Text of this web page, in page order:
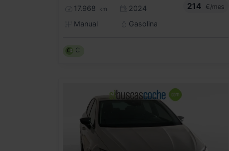
17.968 km
2024
Manual
Gasolina
214
€/mes
C